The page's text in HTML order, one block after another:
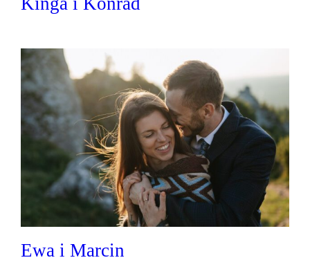
Ewa i Marcin